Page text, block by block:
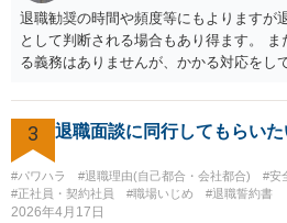
嫌がらせをしています。ですので、「会
は抵抗するでしょう。あるいは極めて低
しょう。また、自分から金銭解決を持ち
なので作戦的にもお勧めしません。「自
う態度を見せて、会社から金銭解決（退
ち掛けさせるのがベストです。あらゆる
ですが、自分から持ち掛ければこちら
ち掛けさせればこちらの立場が強くな
は、個人で加入できる労働組合（ユニオ
働組合）に加入して団体交渉することで
退職勧奨の時間や頻度等にもよりますが
として判断される場合もあり得ます。
る義務はありませんが、かかる対応をし
奨に応じる代わりに金銭的な交渉をし、
辞めるということがよく行われるかと
も選択肢に入れても良いでしょう。 その
ていくことは難しいと思われますので弁
ととなるかと思われます。
3 退職面談に同行してもらいた
#パワハラ #退職理由(自己都合・会社都合)
#安
#正社員・契約社員
#職場いじめ #退職誓約書
2026年4月17日